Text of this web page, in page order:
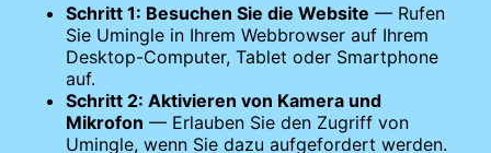
Schritt 1: Besuchen Sie die Website — Rufen
Sie Umingle in Ihrem Webbrowser auf Ihrem
Desktop-Computer, Tablet oder Smartphone
auf.
Schritt 2: Aktivieren von Kamera und
Mikrofon — Erlauben Sie den Zugriff von
Umingle, wenn Sie dazu aufgefordert werden.